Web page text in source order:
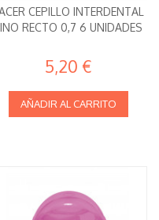
CEPILLO INTERDENTAL
RECTO 0,7 6 UNIDADES
5,20 €
AÑADIR AL CARRITO